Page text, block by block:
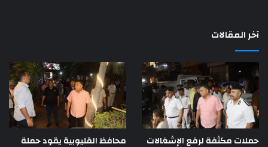
آخر المقالات
حملات مكثفة لرفع الإشغالات
محافظ القليوبية يقود حملة